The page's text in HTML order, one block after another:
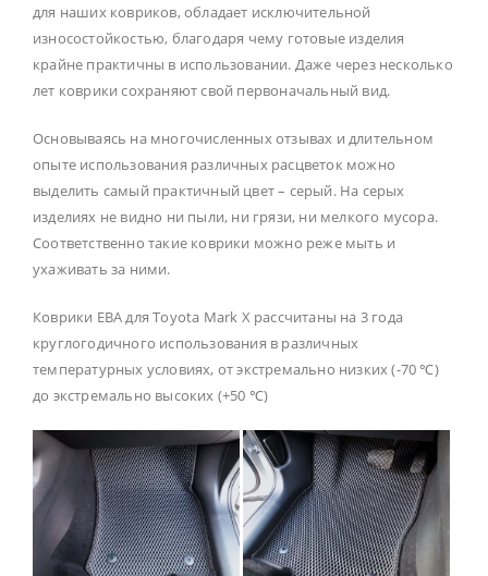
для наших ковриков, обладает исключительной
износостойкостью, благодаря чему готовые изделия
крайне практичны в использовании. Даже через несколько
лет коврики сохраняют свой первоначальный вид.
Основываясь на многочисленных отзывах и длительном
опыте использования различных расцветок можно
выделить самый практичный цвет – серый. На серых
изделиях не видно ни пыли, ни грязи, ни мелкого мусора.
Соответственно такие коврики можно реже мыть и
ухаживать за ними.
Коврики ЕВА для Toyota Mark X рассчитаны на 3 года
круглогодичного использования в различных
температурных условиях, от экстремально низких (-70 ℃)
до экстремально высоких (+50 ℃)